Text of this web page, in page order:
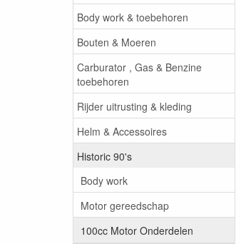
Body work & toebehoren
Bouten & Moeren
Carburator , Gas & Benzine
toebehoren
Rijder uitrusting & kleding
Helm & Accessoires
Historic 90's
Body work
Motor gereedschap
100cc Motor Onderdelen